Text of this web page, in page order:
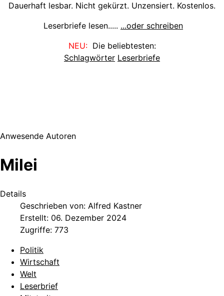
Dauerhaft lesbar. Nicht gekürzt. Unzensiert. Kostenlos.
Leserbriefe lesen..... ...oder schreiben
NEU:Die beliebtesten:
Schlagwörter Leserbriefe
Anwesende Autoren
Milei
Details
Geschrieben von: Alfred Kastner
Erstellt: 06. Dezember 2024
Zugriffe: 773
Politik
Wirtschaft
Welt
Leserbrief